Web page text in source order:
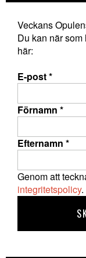
Veckans
Du kan när
här:
E-post*
Förnamn *
Efternamn *
Genom att
integritetspolicy.